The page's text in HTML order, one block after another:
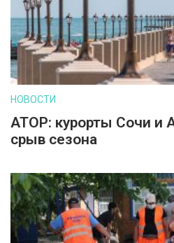
НОВОСТИ
АТОР: курорты Сочи и
срыв сезона